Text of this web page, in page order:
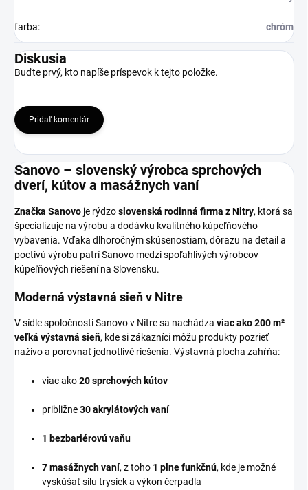
farba: chróm
Diskusia
Buďte prvý, kto napíše príspevok k tejto položke.
Pridať komentár
Sanovo – slovenský výrobca sprchových
dverí, kútov a masážnych vaní
Značka Sanovo je rýdzoslovenská rodinná firma z Nitry, ktorá sa
špecializuje na výrobu a dodávku kvalitného kúpeľňového
vybavenia. Vďaka dlhoročným skúsenostiam, dôrazu na detail a
poctivú výrobu patrí Sanovo medzi spoľahlivých výrobcov
kúpeľňových riešení na Slovensku.
Moderná výstavná sieň v Nitre
V sídle spoločnosti Sanovo v Nitre sa nachádza viac ako 200 m²
veľká výstavná sieň, kde si zákazníci môžu produkty pozrieť
naživo a porovnať jednotlivé riešenia. Výstavná plocha zahŕňa:
viac ako20 sprchových kútov
približne30 akrylátových vaní
1 bezbariérovú vaňu
7 masážnych vaní, z toho 1 plne funkčnú, kde je možné
vyskúšať silu trysiek a výkon čerpadla